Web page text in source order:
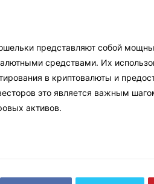
представляют собой
средствами. Их
в криптовалюты и
это является важным
активов.